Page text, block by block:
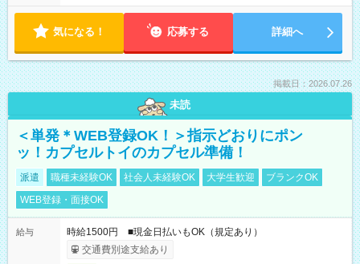
気になる！ 応募する 詳細へ
掲載日：2026.07.26
未読
＜単発＊WEB登録OK！＞指示どおりにポン
ッ！カプセルトイのカプセル準備！
派遣 職種未経験OK 社会人未経験OK 大学生歓迎
ブランクOK
WEB登録・面接OK
給与
時給1500円 ■現金日払いもOK（規定あり）
交通費別途支給あり